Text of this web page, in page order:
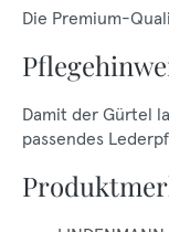
Die Premium-
Damit der Gürtel
passendes